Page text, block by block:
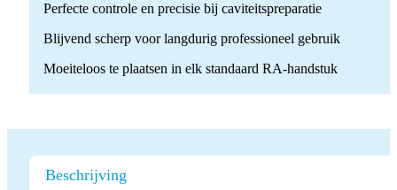
Perfecte controle en precisie bij caviteitspreparatie
Blijvend scherp voor langdurig professioneel gebruik
Moeiteloos te plaatsen in elk standaard RA-handstuk
Beschrijving